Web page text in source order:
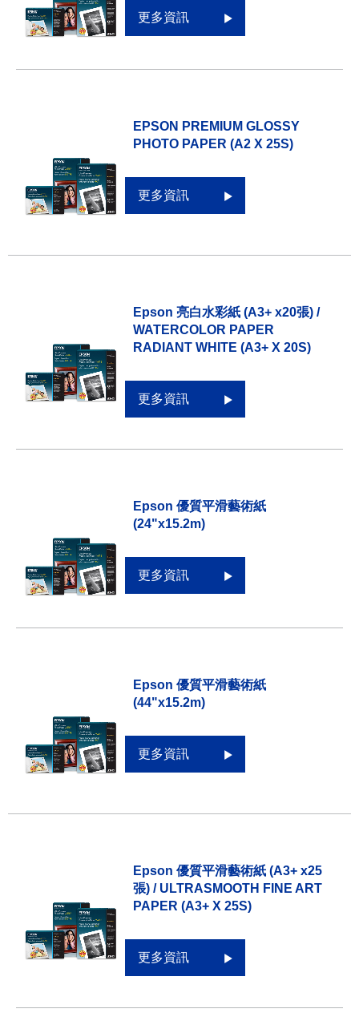
更多資訊
EPSON PREMIUM GLOSSY
PHOTO PAPER (A2 X 25S)
更多資訊
Epson 亮白水彩紙 (A3+ x20張) /
WATERCOLOR PAPER
RADIANT WHITE (A3+ X 20S)
更多資訊
Epson 優質平滑藝術紙
(24"x15.2m)
更多資訊
Epson 優質平滑藝術紙
(44"x15.2m)
更多資訊
Epson 優質平滑藝術紙 (A3+ x25
張) / ULTRASMOOTH FINE ART
PAPER (A3+ X 25S)
更多資訊